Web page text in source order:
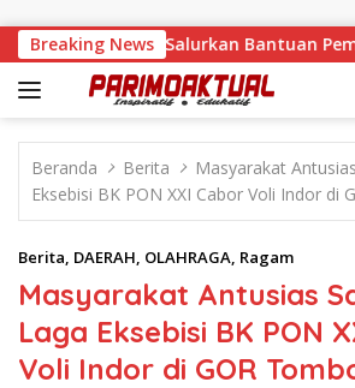
Breaking News
Feinny Salurkan Bantuan
Beranda Berita
Masyarakat
Eksebisi BK PON XXI Cabor Voli Indor di
Berita, DAERAH, OLAHRAGA, Ragam
Masyarakat Antusias
Laga Eksebisi BK PON
Voli Indor di GOR